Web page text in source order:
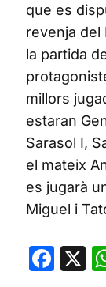
que es
revenja del
la partida
millors
estaran
Sarasol I,
el mateix
es jugarà
Miguel i
X